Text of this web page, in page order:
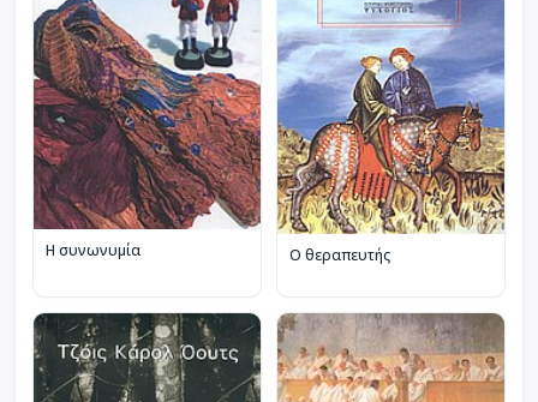
Η συνωνυμία Ο θεραπευτής